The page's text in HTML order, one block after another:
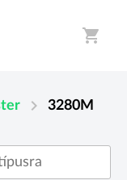
shopping_cart
chevron_right
3280M